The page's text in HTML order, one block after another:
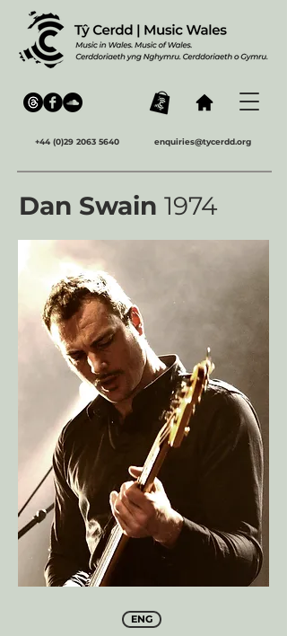
+44 (0)29 2063 5640 enquiries@tycerdd.org
Dan Swain 1974
ENG